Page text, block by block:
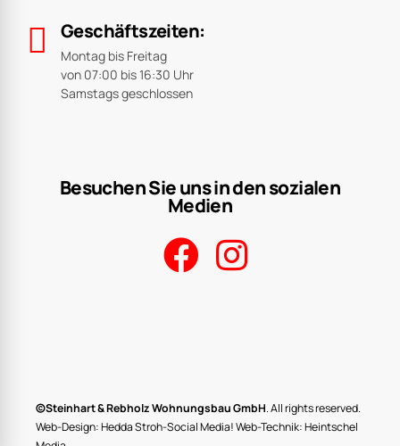
Geschäftszeiten:
Montag bis Freitag
von 07:00 bis 16:30 Uhr
Samstags geschlossen
Besuchen Sie uns in den sozialen
Medien
©Steinhart & Rebholz Wohnungsbau GmbH. All rights reserved.
Web-Design:Hedda Stroh-Social Media!Web-Technik:Heintschel